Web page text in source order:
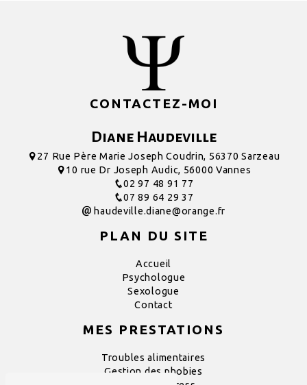
CONTACTEZ-MOI
Diane Haudeville
27 Rue Père Marie Joseph Coudrin, 56370 Sarzeau
10 rue Dr Joseph Audic, 56000 Vannes
02 97 48 91 77
07 89 64 29 37
haudeville.diane@orange.fr
PLAN DU SITE
Accueil
Psychologue
Sexologue
Contact
MES PRESTATIONS
Troubles alimentaires
Gestion des phobies